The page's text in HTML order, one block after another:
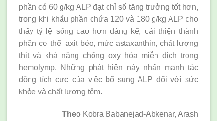
phần có 60 g/kg ALP đạt chỉ số tăng trưởng tốt hơn,
trong khi khẩu phần chứa 120 và 180 g/kg ALP cho
thấy tỷ lệ sống cao hơn đáng kể, cải thiện thành
phần cơ thể, axit béo, mức astaxanthin, chất lượng
thịt và khả năng chống oxy hóa miễn dịch trong
hemolymp. Những phát hiện này nhấn mạnh tác
động tích cực của việc bổ sung ALP đối với sức
khỏe và chất lượng tôm.
Theo Kobra Babanejad-Abkenar, Arash